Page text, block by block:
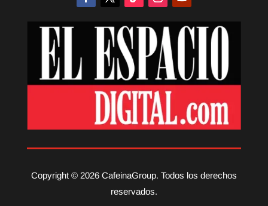
Copyright © 2026 CafeinaGroup. Todos los derechos
reservados.